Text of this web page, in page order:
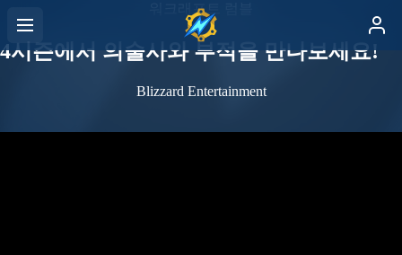
워크래프트 럼블
4시즌에서 의술사와 부적을 만나보세요!
Blizzard Entertainment